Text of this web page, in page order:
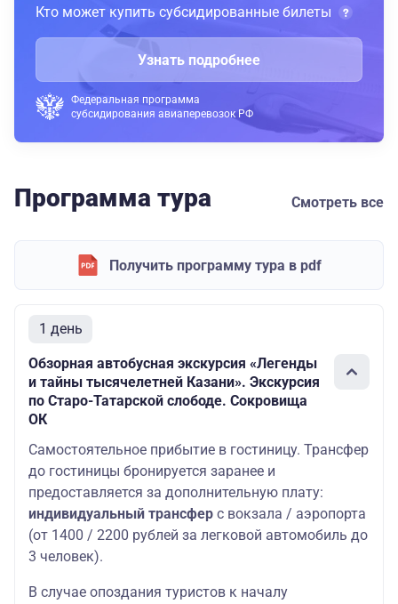
Кто может купить субсидированные билеты
Узнать подробнее
Федеральная программа
субсидирования авиаперевозок РФ
Программа тура Смотреть все
Получить программу тура в pdf
1 день
Обзорная автобусная экскурсия «Легенды
и тайны тысячелетней Казани». Экскурсия
по Старо-Татарской слободе. Сокровища
ОК
Самостоятельное прибытие в гостиницу. Трансфер
до гостиницы бронируется заранее и
предоставляется за дополнительную плату:
индивидуальный трансфер с вокзала / аэропорта
(от 1400 / 2200 рублей за легковой автомобиль до
3 человек).
В случае опоздания туристов к началу